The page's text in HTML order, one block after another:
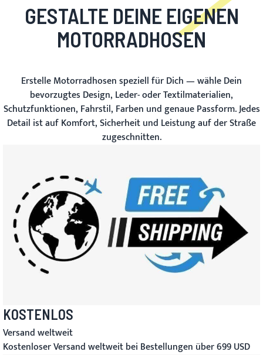
GESTALTE DEINE EIGENEN
MOTORRADHOSEN
Erstelle Motorradhosen speziell für Dich — wähle Dein
bevorzugtes Design, Leder- oder Textilmaterialien,
Schutzfunktionen, Fahrstil, Farben und genaue Passform. Jedes
Detail ist auf Komfort, Sicherheit und Leistung auf der Straße
zugeschnitten.
KOSTENLOS
Versand weltweit
Kostenloser Versand weltweit bei Bestellungen über 699 USD